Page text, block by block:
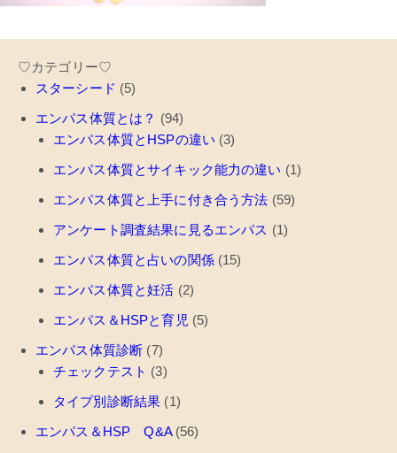
♡カテゴリー♡
スターシード (5)
エンパス体質とは？ (94)
エンパス体質とHSPの違い (3)
エンパス体質とサイキック能力の違い (1)
エンパス体質と上手に付き合う方法 (59)
アンケート調査結果に見るエンパス (1)
エンパス体質と占いの関係(15)
エンパス体質と妊活 (2)
エンパス＆HSPと育児 (5)
エンパス体質診断 (7)
チェックテスト (3)
タイプ別診断結果 (1)
エンパス＆HSP Q&A(56)